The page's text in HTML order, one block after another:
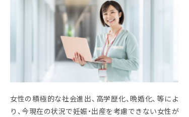
女性の積極的な社会進出、高学歴化、晩婚化、等によ
り、今現在の状況で妊娠・出産を考慮できない女性が